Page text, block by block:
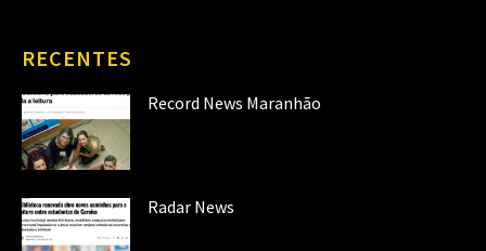
RECENTES
Record News Maranhão
Radar News